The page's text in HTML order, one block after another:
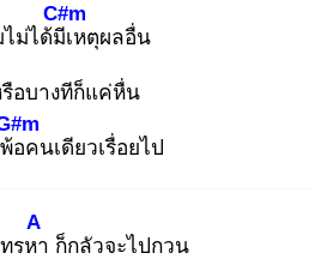
ม่ได้มีเ
C#m
หตุผลอื่น
อบางทีก็แค่หื่น
อคนเดียวเรื่อยไป
รหา
A
ก็กลัวจะไปกวน